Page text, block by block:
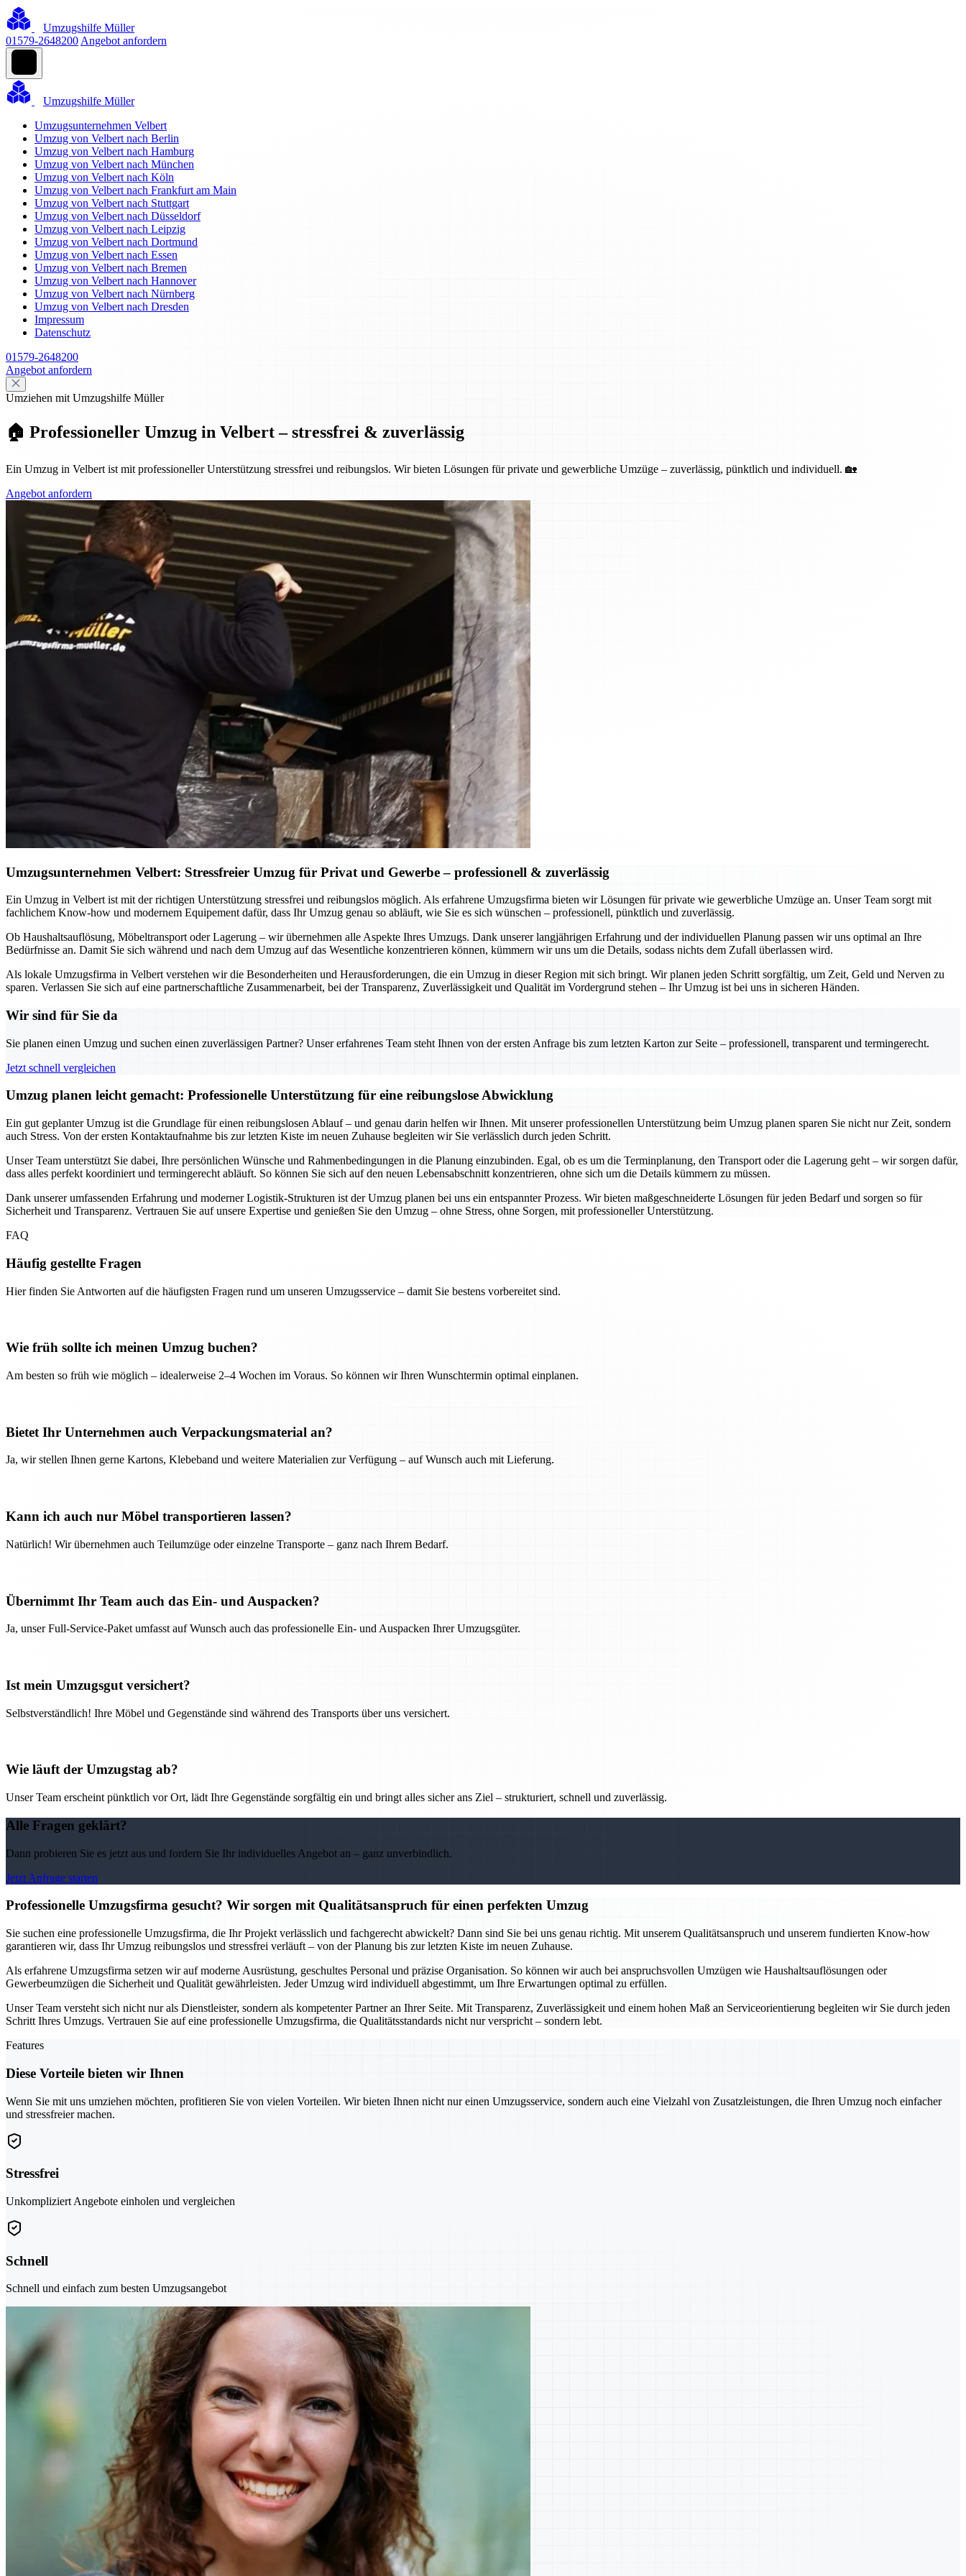
Umzugshilfe Müller
01579-2648200 Angebot anfordern
Umzugshilfe Müller
Umzugsunternehmen Velbert
Umzug von Velbert nach Berlin
Umzug von Velbert nach Hamburg
Umzug von Velbert nach München
Umzug von Velbert nach Köln
Umzug von Velbert nach Frankfurt am Main
Umzug von Velbert nach Stuttgart
Umzug von Velbert nach Düsseldorf
Umzug von Velbert nach Leipzig
Umzug von Velbert nach Dortmund
Umzug von Velbert nach Essen
Umzug von Velbert nach Bremen
Umzug von Velbert nach Hannover
Umzug von Velbert nach Nürnberg
Umzug von Velbert nach Dresden
Impressum
Datenschutz
01579-2648200
Angebot anfordern
Umziehen mit Umzugshilfe Müller
🏠 Professioneller Umzug in Velbert – stressfrei & zuverlässig
Ein Umzug in Velbert ist mit professioneller Unterstützung stressfrei und reibungslos. Wir bieten Lösungen für private und gewerbliche Umzüge – zuverlässig, pünktlich und individuell. 🏡
Angebot anfordern
Umzugsunternehmen Velbert: Stressfreier Umzug für Privat und Gewerbe – professionell & zuverlässig
Ein Umzug in Velbert ist mit der richtigen Unterstützung stressfrei und reibungslos möglich. Als erfahrene Umzugsfirma bieten wir Lösungen für private wie gewerbliche Umzüge an. Unser Team sorgt mit
fachlichem Know-how und modernem Equipement dafür, dass Ihr Umzug genau so abläuft, wie Sie es sich wünschen – professionell, pünktlich und zuverlässig.
Ob Haushaltsauflösung, Möbeltransport oder Lagerung – wir übernehmen alle Aspekte Ihres Umzugs. Dank unserer langjährigen Erfahrung und der individuellen Planung passen wir uns optimal an Ihre
Bedürfnisse an. Damit Sie sich während und nach dem Umzug auf das Wesentliche konzentrieren können, kümmern wir uns um die Details, sodass nichts dem Zufall überlassen wird.
Als lokale Umzugsfirma in Velbert verstehen wir die Besonderheiten und Herausforderungen, die ein Umzug in dieser Region mit sich bringt. Wir planen jeden Schritt sorgfältig, um Zeit, Geld und Nerven zu
sparen. Verlassen Sie sich auf eine partnerschaftliche Zusammenarbeit, bei der Transparenz, Zuverlässigkeit und Qualität im Vordergrund stehen – Ihr Umzug ist bei uns in sicheren Händen.
Wir sind für Sie da
Sie planen einen Umzug und suchen einen zuverlässigen Partner? Unser erfahrenes Team steht Ihnen von der ersten Anfrage bis zum letzten Karton zur Seite – professionell, transparent und termingerecht.
Jetzt schnell vergleichen
Umzug planen leicht gemacht: Professionelle Unterstützung für eine reibungslose Abwicklung
Ein gut geplanter Umzug ist die Grundlage für einen reibungslosen Ablauf – und genau darin helfen wir Ihnen. Mit unserer professionellen Unterstützung beim Umzug planen sparen Sie nicht nur Zeit, sondern
auch Stress. Von der ersten Kontaktaufnahme bis zur letzten Kiste im neuen Zuhause begleiten wir Sie verlässlich durch jeden Schritt.
Unser Team unterstützt Sie dabei, Ihre persönlichen Wünsche und Rahmenbedingungen in die Planung einzubinden. Egal, ob es um die Terminplanung, den Transport oder die Lagerung geht – wir sorgen dafür,
dass alles perfekt koordiniert und termingerecht abläuft. So können Sie sich auf den neuen Lebensabschnitt konzentrieren, ohne sich um die Details kümmern zu müssen.
Dank unserer umfassenden Erfahrung und moderner Logistik-Strukturen ist der Umzug planen bei uns ein entspannter Prozess. Wir bieten maßgeschneiderte Lösungen für jeden Bedarf und sorgen so für
Sicherheit und Transparenz. Vertrauen Sie auf unsere Expertise und genießen Sie den Umzug – ohne Stress, ohne Sorgen, mit professioneller Unterstützung.
FAQ
Häufig gestellte Fragen
Hier finden Sie Antworten auf die häufigsten Fragen rund um unseren Umzugsservice – damit Sie bestens vorbereitet sind.
Wie früh sollte ich meinen Umzug buchen?
Am besten so früh wie möglich – idealerweise 2–4 Wochen im Voraus. So können wir Ihren Wunschtermin optimal einplanen.
Bietet Ihr Unternehmen auch Verpackungsmaterial an?
Ja, wir stellen Ihnen gerne Kartons, Klebeband und weitere Materialien zur Verfügung – auf Wunsch auch mit Lieferung.
Kann ich auch nur Möbel transportieren lassen?
Natürlich! Wir übernehmen auch Teilumzüge oder einzelne Transporte – ganz nach Ihrem Bedarf.
Übernimmt Ihr Team auch das Ein- und Auspacken?
Ja, unser Full-Service-Paket umfasst auf Wunsch auch das professionelle Ein- und Auspacken Ihrer Umzugsgüter.
Ist mein Umzugsgut versichert?
Selbstverständlich! Ihre Möbel und Gegenstände sind während des Transports über uns versichert.
Wie läuft der Umzugstag ab?
Unser Team erscheint pünktlich vor Ort, lädt Ihre Gegenstände sorgfältig ein und bringt alles sicher ans Ziel – strukturiert, schnell und zuverlässig.
Alle Fragen geklärt?
Dann probieren Sie es jetzt aus und fordern Sie Ihr individuelles Angebot an – ganz unverbindlich.
Jetzt Anfrage starten
Professionelle Umzugsfirma gesucht? Wir sorgen mit Qualitätsanspruch für einen perfekten Umzug
Sie suchen eine professionelle Umzugsfirma, die Ihr Projekt verlässlich und fachgerecht abwickelt? Dann sind Sie bei uns genau richtig. Mit unserem Qualitätsanspruch und unserem fundierten Know-how
garantieren wir, dass Ihr Umzug reibungslos und stressfrei verläuft – von der Planung bis zur letzten Kiste im neuen Zuhause.
Als erfahrene Umzugsfirma setzen wir auf moderne Ausrüstung, geschultes Personal und präzise Organisation. So können wir auch bei anspruchsvollen Umzügen wie Haushaltsauflösungen oder
Gewerbeumzügen die Sicherheit und Qualität gewährleisten. Jeder Umzug wird individuell abgestimmt, um Ihre Erwartungen optimal zu erfüllen.
Unser Team versteht sich nicht nur als Dienstleister, sondern als kompetenter Partner an Ihrer Seite. Mit Transparenz, Zuverlässigkeit und einem hohen Maß an Serviceorientierung begleiten wir Sie durch jeden
Schritt Ihres Umzugs. Vertrauen Sie auf eine professionelle Umzugsfirma, die Qualitätsstandards nicht nur verspricht – sondern lebt.
Features
Diese Vorteile bieten wir Ihnen
Wenn Sie mit uns umziehen möchten, profitieren Sie von vielen Vorteilen. Wir bieten Ihnen nicht nur einen Umzugsservice, sondern auch eine Vielzahl von Zusatzleistungen, die Ihren Umzug noch einfacher
und stressfreier machen.
Stressfrei
Unkompliziert Angebote einholen und vergleichen
Schnell
Schnell und einfach zum besten Umzugsangebot